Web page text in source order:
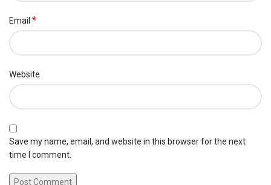
Email *
Website
Save my name, email, and website in this browser for the next
time I comment.